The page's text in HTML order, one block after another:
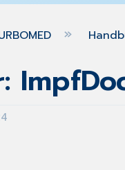
global